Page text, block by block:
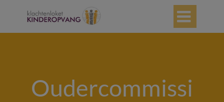

Oudercommissi